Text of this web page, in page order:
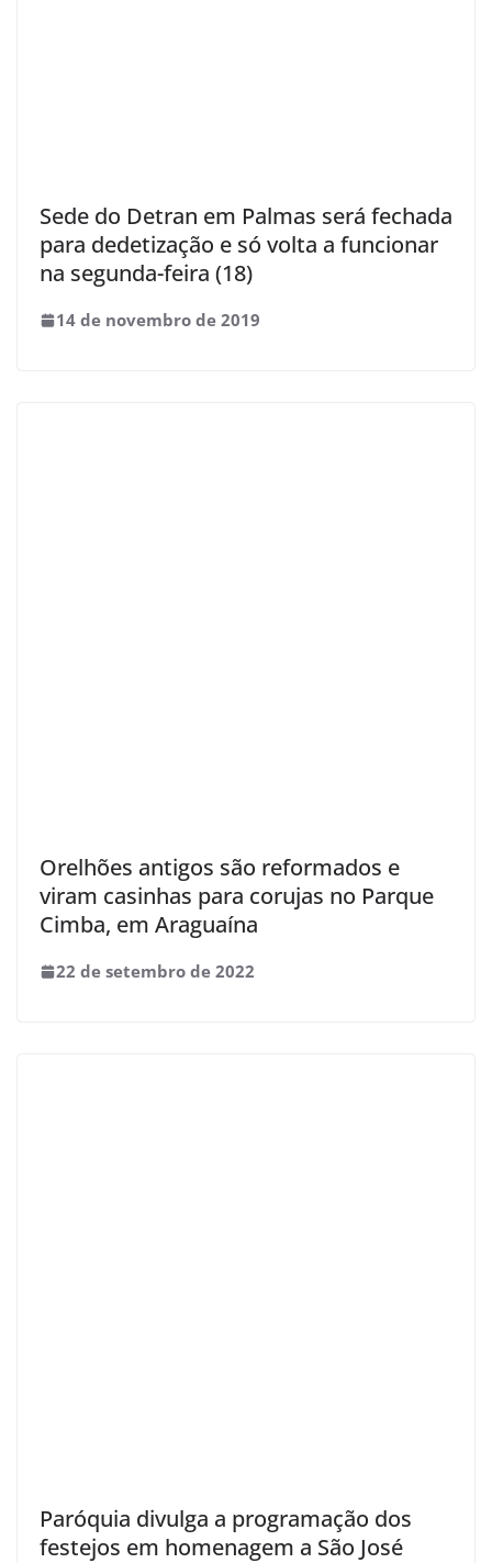
Sede do Detran em Palmas será fechada
para dedetização e só volta a funcionar
na segunda-feira (18)
14 de novembro de 2019
Orelhões antigos são reformados e
viram casinhas para corujas no Parque
Cimba, em Araguaína
22 de setembro de 2022
Paróquia divulga a programação dos
festejos em homenagem a São José